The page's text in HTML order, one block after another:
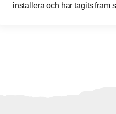
installera och har tagits fram